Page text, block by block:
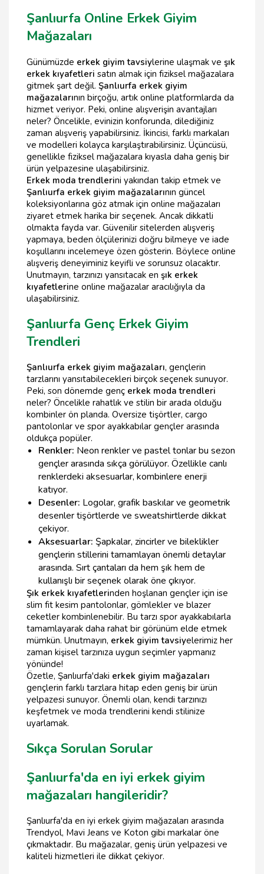
Şanlıurfa Online Erkek Giyim
Mağazaları
Günümüzde erkek giyim tavsiylerine ulaşmak ve şık
erkek kıyafetleri satın almak için fiziksel mağazalara
gitmek şart değil. Şanlıurfa erkek giyim
mağazalarının birçoğu, artık online platformlarda da
hizmet veriyor. Peki, online alışverişin avantajları
neler? Öncelikle, evinizin konforunda, dilediğiniz
zaman alışveriş yapabilirsiniz. İkincisi, farklı markaları
ve modelleri kolayca karşılaştırabilirsiniz. Üçüncüsü,
genellikle fiziksel mağazalara kıyasla daha geniş bir
ürün yelpazesine ulaşabilirsiniz.
Erkek moda trendlerini yakından takip etmek ve
Şanlıurfa erkek giyim mağazalarının güncel
koleksiyonlarına göz atmak için online mağazaları
ziyaret etmek harika bir seçenek. Ancak dikkatli
olmakta fayda var. Güvenilir sitelerden alışveriş
yapmaya, beden ölçülerinizi doğru bilmeye ve iade
koşullarını incelemeye özen gösterin. Böylece online
alışveriş deneyiminiz keyifli ve sorunsuz olacaktır.
Unutmayın, tarzınızı yansıtacak en şık erkek
kıyafetlerine online mağazalar aracılığıyla da
ulaşabilirsiniz.
Şanlıurfa Genç Erkek Giyim
Trendleri
Şanlıurfa erkek giyim mağazaları, gençlerin
tarzlarını yansıtabilecekleri birçok seçenek sunuyor.
Peki, son dönemde genç erkek moda trendleri
neler? Öncelikle rahatlık ve stilin bir arada olduğu
kombinler ön planda. Oversize tişörtler, cargo
pantolonlar ve spor ayakkabılar gençler arasında
oldukça popüler.
Renkler: Neon renkler ve pastel tonlar bu sezon
gençler arasında sıkça görülüyor. Özellikle canlı
renklerdeki aksesuarlar, kombinlere enerji
katıyor.
Desenler: Logolar, grafik baskılar ve geometrik
desenler tişörtlerde ve sweatshirtlerde dikkat
çekiyor.
Aksesuarlar: Şapkalar, zincirler ve bileklikler
gençlerin stillerini tamamlayan önemli detaylar
arasında. Sırt çantaları da hem şık hem de
kullanışlı bir seçenek olarak öne çıkıyor.
Şık erkek kıyafetlerinden hoşlanan gençler için ise
slim fit kesim pantolonlar, gömlekler ve blazer
ceketler kombinlenebilir. Bu tarzı spor ayakkabılarla
tamamlayarak daha rahat bir görünüm elde etmek
mümkün. Unutmayın, erkek giyim tavsiyelerimiz her
zaman kişisel tarzınıza uygun seçimler yapmanız
yönünde!
Özetle, Şanlıurfa'daki erkek giyim mağazaları
gençlerin farklı tarzlara hitap eden geniş bir ürün
yelpazesi sunuyor. Önemli olan, kendi tarzınızı
keşfetmek ve moda trendlerini kendi stilinize
uyarlamak.
Sıkça Sorulan Sorular
Şanlıurfa'da en iyi erkek giyim
mağazaları hangileridir?
Şanlıurfa'da en iyi erkek giyim mağazaları arasında
Trendyol, Mavi Jeans ve Koton gibi markalar öne
çıkmaktadır. Bu mağazalar, geniş ürün yelpazesi ve
kaliteli hizmetleri ile dikkat çekiyor.